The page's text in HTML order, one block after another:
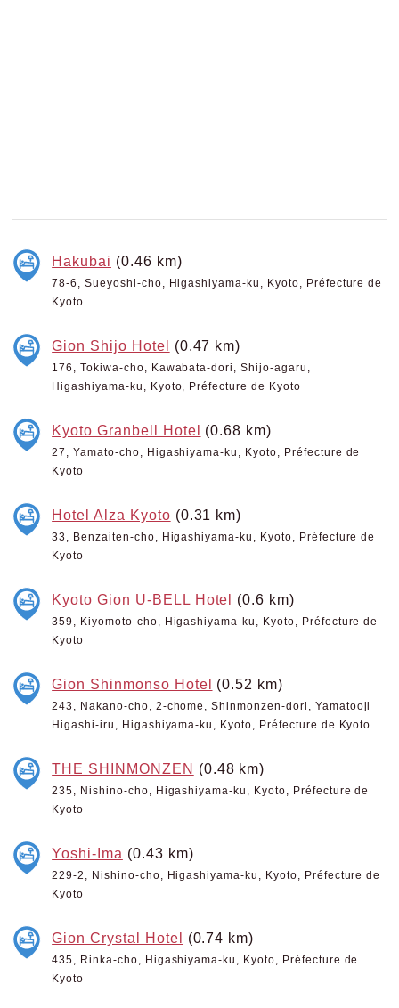
Hakubai (0.46 km)
78-6, Sueyoshi-cho, Higashiyama-ku, Kyoto, Préfecture de
Kyoto
Gion Shijo Hotel (0.47 km)
176, Tokiwa-cho, Kawabata-dori, Shijo-agaru,
Higashiyama-ku, Kyoto, Préfecture de Kyoto
Kyoto Granbell Hotel (0.68 km)
27, Yamato-cho, Higashiyama-ku, Kyoto, Préfecture de
Kyoto
Hotel Alza Kyoto (0.31 km)
33, Benzaiten-cho, Higashiyama-ku, Kyoto, Préfecture de
Kyoto
Kyoto Gion U-BELL Hotel (0.6 km)
359, Kiyomoto-cho, Higashiyama-ku, Kyoto, Préfecture de
Kyoto
Gion Shinmonso Hotel (0.52 km)
243, Nakano-cho, 2-chome, Shinmonzen-dori, Yamatooji
Higashi-iru, Higashiyama-ku, Kyoto, Préfecture de Kyoto
THE SHINMONZEN (0.48 km)
235, Nishino-cho, Higashiyama-ku, Kyoto, Préfecture de
Kyoto
Yoshi-Ima (0.43 km)
229-2, Nishino-cho, Higashiyama-ku, Kyoto, Préfecture de
Kyoto
Gion Crystal Hotel (0.74 km)
435, Rinka-cho, Higashiyama-ku, Kyoto, Préfecture de
Kyoto